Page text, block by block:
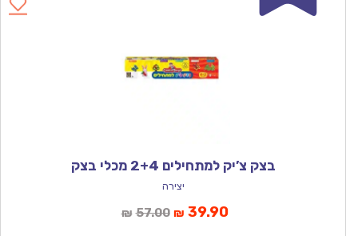
בצק צ’יק למתחילים 2+4 מכלי בצק
יצירה
₪ 57.00המחיר
₪ 39.90המחיר